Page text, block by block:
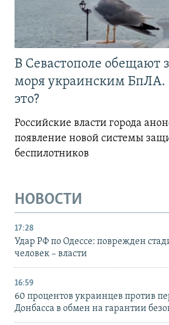
В Севастополе обещают
моря украинским БпЛА.
это?
Российские власти города
появление новой системы
беспилотников
НОВОСТИ
17:28
Удар РФ по Одессе: поврежден
человек – власти
16:59
60 процентов украинцев против
Донбасса в обмен на гарантии